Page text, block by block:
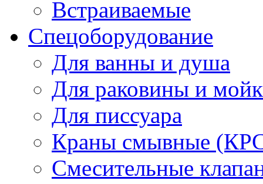
Встраиваемые
Спецоборудование
Для ванны и душа
Для раковины и
Для писсуара
Краны смывные
Смесительные